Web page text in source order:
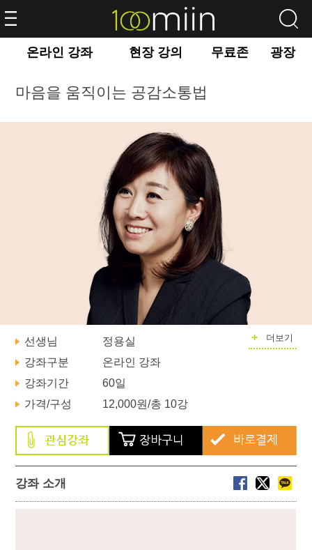
온라인 강좌 현장 강의 무료존 광장
마음을 움직이는 공감소통법
선생님 + 더보기
정용실
강좌구분
온라인 강좌
강좌기간
60일
가격/구성
12,000원/총 10강
강좌 소개